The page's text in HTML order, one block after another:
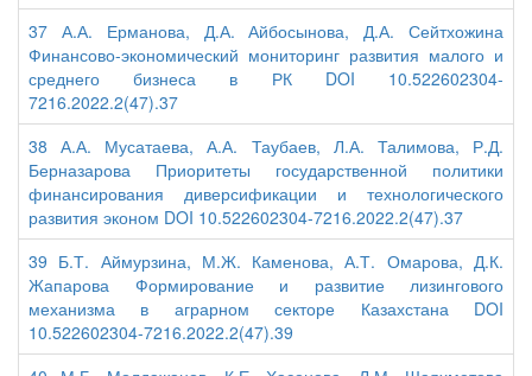
37 А.А. Ерманова, Д.А. Айбосынова, Д.А. Сейтхожина
Финансово-экономический мониторинг развития малого и
среднего бизнеса в РК DOI 10.522602304-
7216.2022.2(47).37
38 А.А. Мусатаева, А.А. Таубаев, Л.А. Талимова, Р.Д.
Берназарова Приоритеты государственной политики
финансирования диверсификации и технологического
развития эконом DOI 10.522602304-7216.2022.2(47).37
39 Б.Т. Аймурзина, М.Ж. Каменова, А.Т. Омарова, Д.К.
Жапарова Формирование и развитие лизингового
механизма в аграрном секторе Казахстана DOI
10.522602304-7216.2022.2(47).39